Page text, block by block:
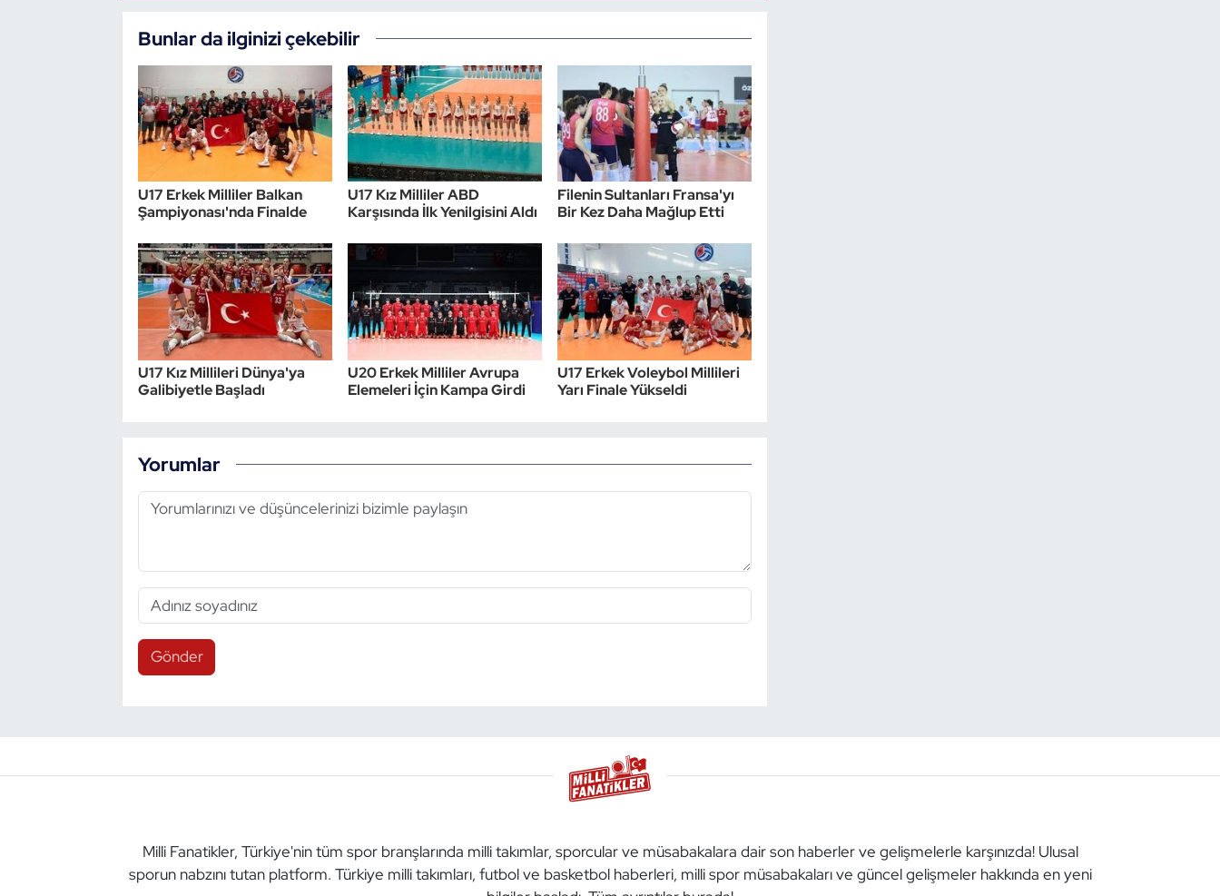
Bunlar da ilginizi çekebilir
U17 Erkek Milliler Balkan
Şampiyonası'nda Finalde
U17 Kız Milliler ABD
Karşısında İlk Yenilgisini Aldı
Filenin Sultanları Fransa'yı
Bir Kez Daha Mağlup Etti
U17 Kız Millileri Dünya'ya
Galibiyetle Başladı
U20 Erkek Milliler Avrupa
Elemeleri İçin Kampa Girdi
U17 Erkek Voleybol Millileri
Yarı Finale Yükseldi
Yorumlar
Gönder
Milli Fanatikler, Türkiye'nin tüm spor branşlarında milli takımlar, sporcular ve müsabakalara dair son haberler ve gelişmelerle karşınızda! Ulusal
sporun nabzını tutan platform. Türkiye milli takımları, futbol ve basketbol haberleri, milli spor müsabakaları ve güncel gelişmeler hakkında en yeni
Vücut Geliştirme Fitness
Wushu Kungfu